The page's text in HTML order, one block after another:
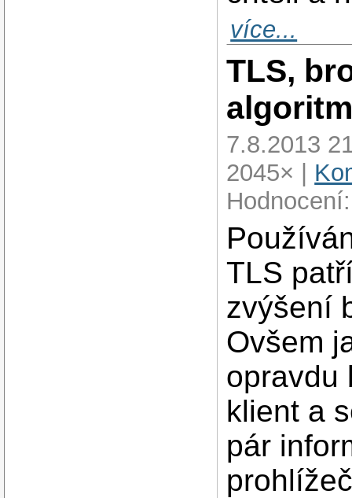
více...
TLS,
7.8.2013
2045× |
TLS
zvýšení
Ovšem
opravdu
klient a
pár